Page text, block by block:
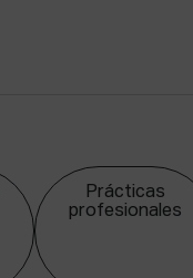
Prácticas
profesionales